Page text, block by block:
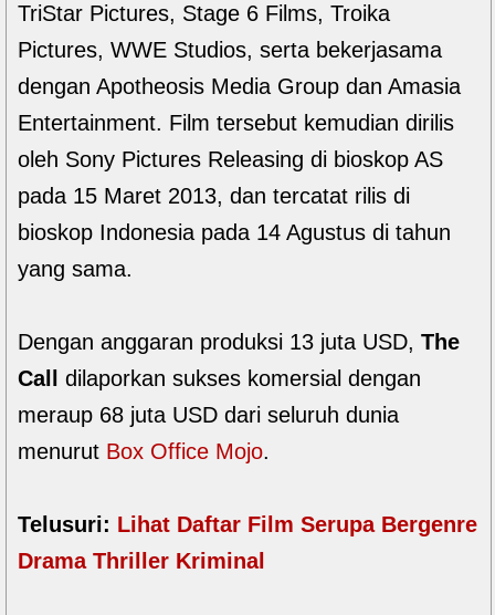
TriStar Pictures, Stage 6 Films, Troika
Pictures, WWE Studios, serta bekerjasama
dengan Apotheosis Media Group dan Amasia
Entertainment. Film tersebut kemudian dirilis
oleh Sony Pictures Releasing di bioskop AS
pada 15 Maret 2013, dan tercatat rilis di
bioskop Indonesia pada 14 Agustus di tahun
yang sama.
Dengan anggaran produksi 13 juta USD, The
Call
dilaporkan sukses komersial dengan
meraup 68 juta USD dari seluruh dunia
menurut Box Office Mojo.
Telusuri: Lihat Daftar Film Serupa Bergenre
Drama Thriller Kriminal